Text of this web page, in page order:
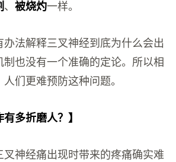
、被烧灼一样。
办法解释三叉神经到底为什么会出
制也没有一个准确的定论。所以相
们更难预防这种问题。
有多折磨人？】
叉神经痛出现时带来的疼痛确实难